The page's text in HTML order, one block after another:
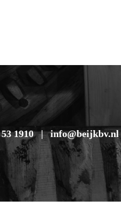
1910 info@beijkbv.nl